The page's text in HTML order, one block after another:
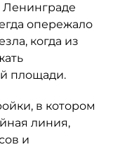
Ленинграде
опережало
когда из
площади.
в котором
линия,
и